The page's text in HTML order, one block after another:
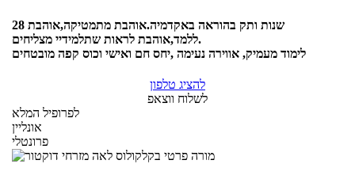
28 שנות ותק בהוראה באקדמיה.אוהבת מתמטיקה,אוהבת
ללמד,אוהבת לראות שתלמידיי מצליחים.
לימוד מעמיק, אווירה נעימה ,יחס חם ואישי וכוס קפה מובטחים
להציג טלפון
לשלוח ווצאפ
לפרופיל המלא
אונליין
פרונטלי